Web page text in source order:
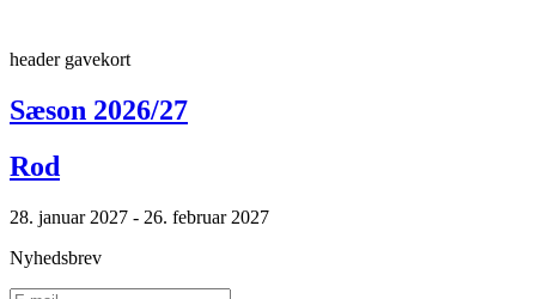
header gavekort
Sæson 2026/27
Rod
28. januar 2027 - 26. februar 2027
Nyhedsbrev